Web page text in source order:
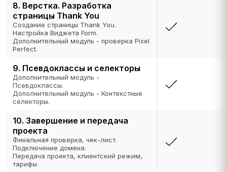
8. Верстка. Разработка
страницы Thank You
Создание страницы Thank You.
Настройка Виджета Form.
Дополнительный модуль - проверка Pixel
Perfect.
9. Псевдоклассы и селекторы
Дополнительный модуль -
Псевдоклассы.
Дополнительный модуль - Контекстные
селекторы.
10. Завершение и передача
проекта
Финальная проверка, чек-лист.
Подключение домена.
Передача проекта, клиентский режим,
тарифы.